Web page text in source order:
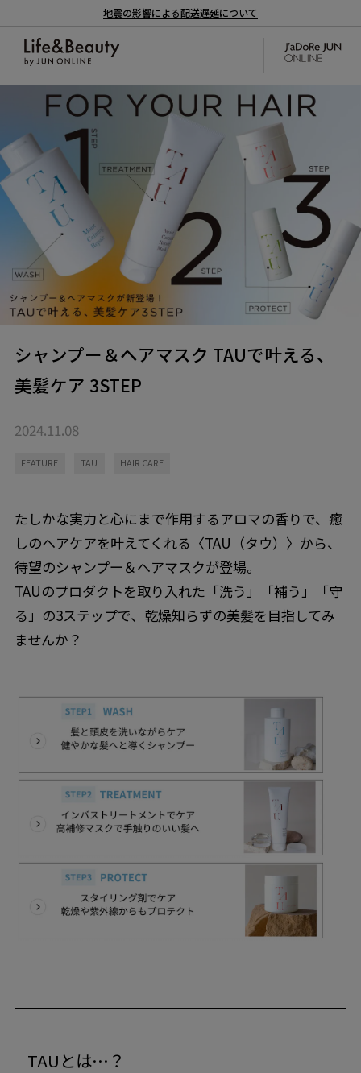
地震の影響による配送遅延について
シャンプー＆ヘアマスク TAUで叶える、
美髪ケア 3STEP
2024.11.08
FEATURE TAU HAIR CARE
たしかな実力と心にまで作用するアロマの香りで、癒
しのヘアケアを叶えてくれる〈TAU（タウ）〉から、
待望のシャンプー＆ヘアマスクが登場。
TAUのプロダクトを取り入れた「洗う」「補う」「守
る」の3ステップで、乾燥知らずの美髪を目指してみ
ませんか？
TAUとは…？